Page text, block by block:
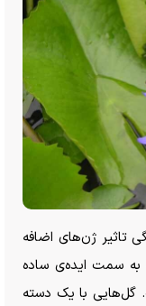
تاثیر ژن‌های اضافه
به سمت ایده‌ی ساده
گل‌هایی با یک دسته